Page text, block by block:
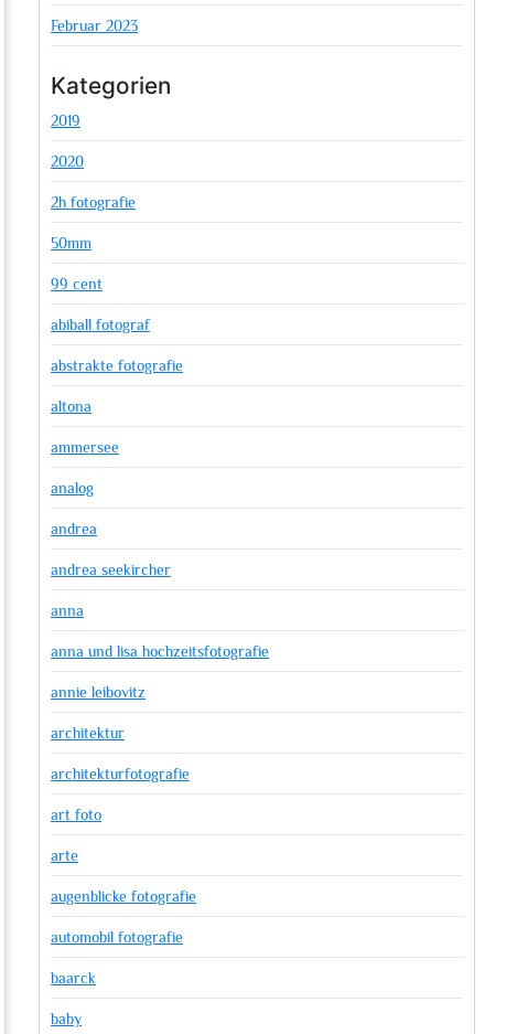
Februar 2023
Kategorien
2019
2020
2h fotografie
50mm
99 cent
abiball fotograf
abstrakte fotografie
altona
ammersee
analog
andrea
andrea seekircher
anna
anna und lisa hochzeitsfotografie
annie leibovitz
architektur
architekturfotografie
art foto
arte
augenblicke fotografie
automobil fotografie
baarck
baby